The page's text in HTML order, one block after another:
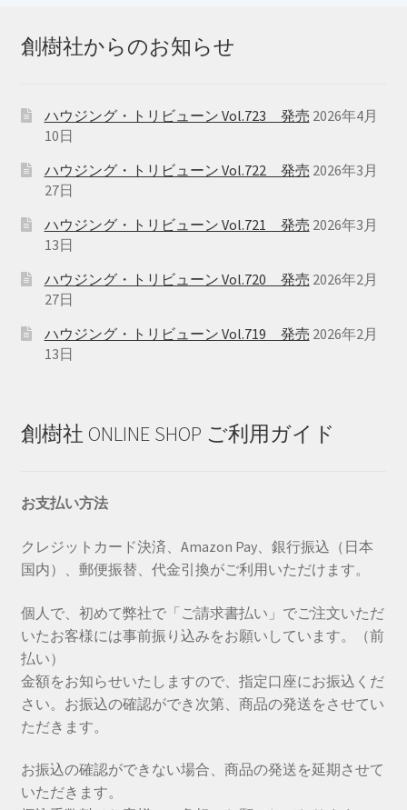
の
エ
シ
が
り
プ
シ
商
品
ー
ジ
ら
選
き
創樹社からのお知らせ
ハウジング・トリビューン Vol.723 発売 2026年4月
10日
ハウジング・トリビューン Vol.722 発売 2026年3月
27日
ハウジング・トリビューン Vol.721 発売 2026年3月
13日
ハウジング・トリビューン Vol.720 発売 2026年2月
27日
ハウジング・トリビューン Vol.719 発売 2026年2月
13日
創樹社 ONLINE SHOP ご利用ガイド
お支払い方法
クレジットカード決済、Amazon Pay、銀行振込（日本
国内）、郵便振替、代金引換がご利用いただけます。
個人で、初めて弊社で「ご請求書払い」でご注文いただ
いたお客様には事前振り込みをお願いしています。（前
払い）
金額をお知らせいたしますので、指定口座にお振込くだ
さい。お振込の確認ができ次第、商品の発送をさせてい
ただきます。
お振込の確認ができない場合、商品の発送を延期させて
いただきます。